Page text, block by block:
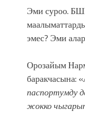
Эми суроо.
эмес? Эми
Орозайым
баракчасына: «
паспортумду
жокко